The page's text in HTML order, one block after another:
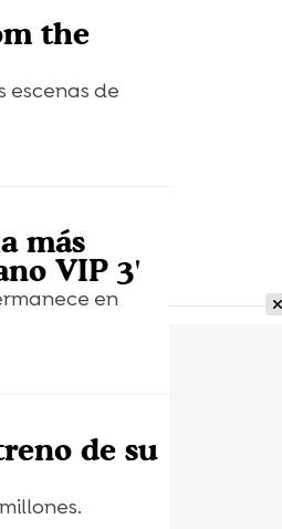
the
escenas de
más
VIP 3'
en
de su